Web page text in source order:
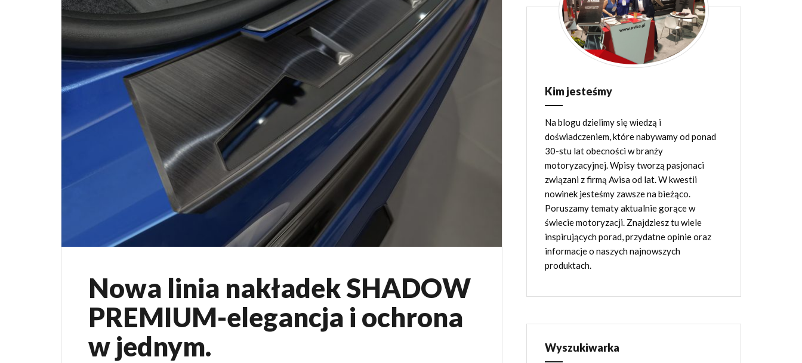
Nowa linia nakładek SHADOW
PREMIUM-elegancja i ochrona
w jednym.
Kim jesteśmy
Na blogu dzielimy się wiedzą i
doświadczeniem, które nabywamy od ponad
30-stu lat obecności w branży
motoryzacyjnej. Wpisy tworzą pasjonaci
związani z firmą Avisa od lat. W kwestii
nowinek jesteśmy zawsze na bieżąco.
Poruszamy tematy aktualnie gorące w
świecie motoryzacji. Znajdziesz tu wiele
inspirujących porad, przydatne opinie oraz
informacje o naszych najnowszych
produktach.
Wyszukiwarka